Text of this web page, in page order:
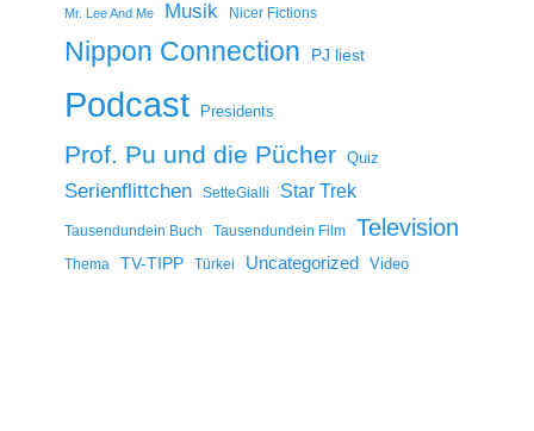
Mr. Lee And Me Musik Nicer Fictions
Nippon Connection PJ liest
Podcast Presidents
Prof. Pu und die Pücher Quiz
Serienflittchen SetteGialli Star Trek
Tausendundein Buch Tausendundein Film Television
Thema TV-TIPP Türkei Uncategorized Video